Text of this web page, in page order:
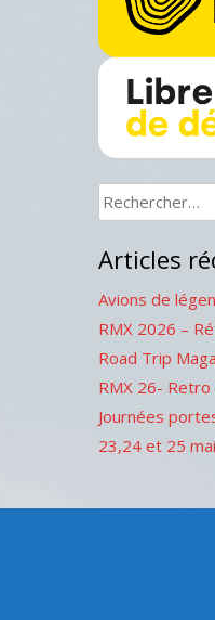
Rechercher :
Articles
Avions de
RMX 2026 –
Road Trip
RMX 26-
Journées
23,24 et 25